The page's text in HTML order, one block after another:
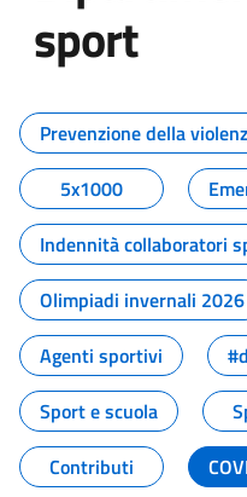
sport
Tutti i
Prevenzione della
5x1000
Indennità collaboratori
Olimpiadi invernali 2026
Agenti sportivi
Sport e scuola
Contributi